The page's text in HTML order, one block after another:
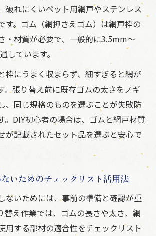
破れにくいペット用網戸やステンレス
す。ゴム（網押さえゴム）は網戸枠の
・材質が必要で、一般的に3.5mm～
しています。
枠にうまく収まらず、細すぎると網が
。張り替え前に既存ゴムの太さをノギ
、同じ規格のものを選ぶことが失敗防
。DIY初心者の場合は、ゴムと網戸材質
が記載されたセット品を選ぶと安心で
いためのチェックリスト活用法
ないためには、事前の準備と確認が重
替え作業では、ゴムの長さや太さ、網
用する部材の適合性をチェックリスト